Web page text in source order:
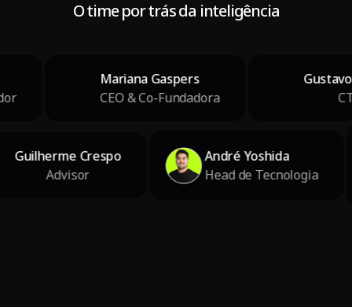
O time por trás da inteligência
Mariana Gaspers
CEO & Co-Fundadora
Gustavo
CTO
Crespo
Advisor
André Yoshida
Head de Tecnologia